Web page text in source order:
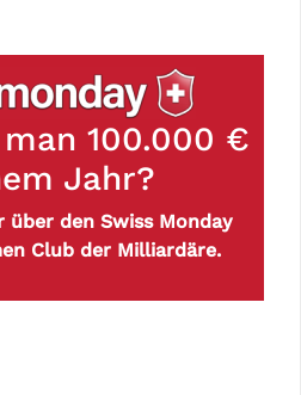
100.000 €
Jahr?
über den Swiss Monday
Club der Milliardäre.